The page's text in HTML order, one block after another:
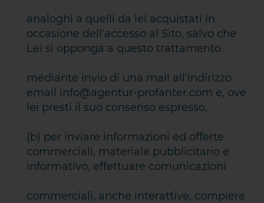
analoghi a quelli da lei acquistati in
occasione dell'accesso al Sito, salvo che
Lei si opponga a questo trattamento
mediante invio di una mail all'indirizzo
email info@agentur-profanter.com e, ove
lei presti il suo consenso espresso,
(b) per inviare informazioni ed offerte
commerciali, materiale pubblicitario e
informativo, effettuare comunicazioni
commerciali, anche interattive, compiere